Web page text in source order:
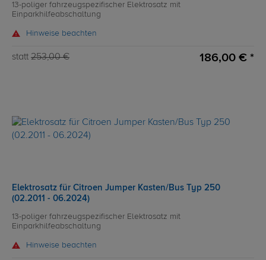
13-poliger fahrzeugspezifischer Elektrosatz mit
Einparkhilfeabschaltung
Hinweise beachten
statt 253,00 € 186,00 € *
Elektrosatz für Citroen Jumper Kasten/Bus Typ 250
(02.2011 - 06.2024)
13-poliger fahrzeugspezifischer Elektrosatz mit
Einparkhilfeabschaltung
Hinweise beachten